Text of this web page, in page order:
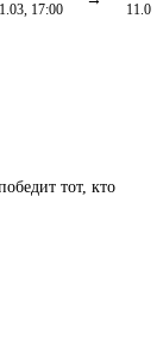
17:00
тот, кто